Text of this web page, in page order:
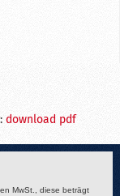
download pdf
MwSt., diese beträgt